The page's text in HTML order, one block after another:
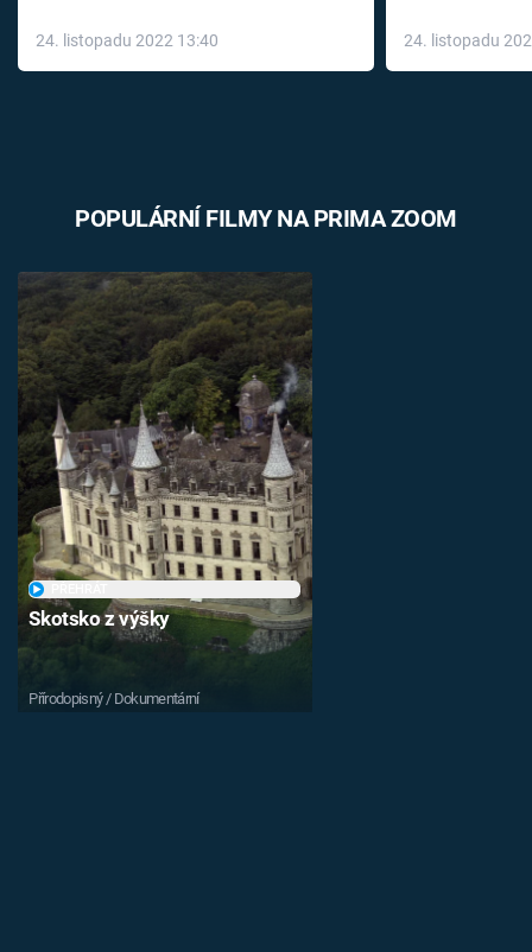
24. listopadu 2022 13:40
léky
24. listopadu
POPULÁRNÍ FILMY NA PRIMA ZOOM
Skotsko z výšky
Přírodopisný / Dokumentární